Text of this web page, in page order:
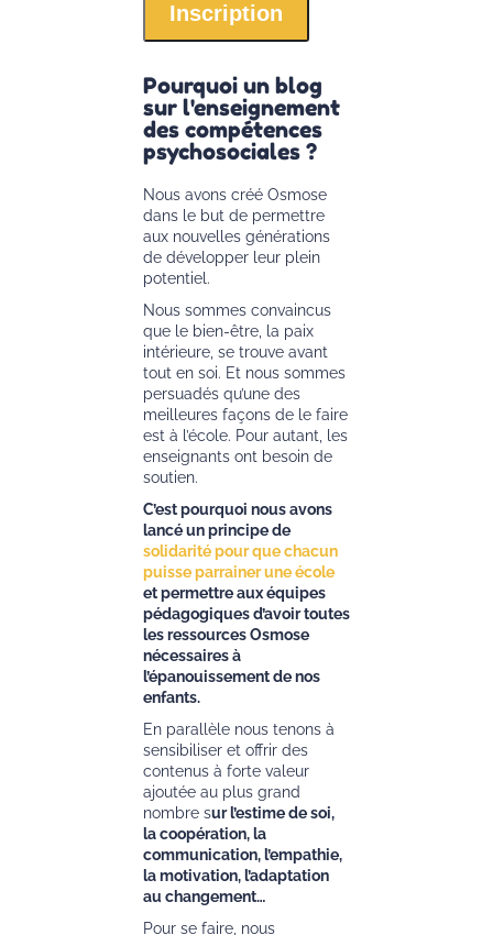
Pourquoi un blog
sur l'enseignement
des compétences
psychosociales ?
Nous avons créé Osmose
dans le but de permettre
aux nouvelles générations
de développer leur plein
potentiel.
Nous sommes convaincus
que le bien-être, la paix
intérieure, se trouve avant
tout en soi. Et nous sommes
persuadés qu’une des
meilleures façons de le faire
est à l’école. Pour autant, les
enseignants ont besoin de
soutien.
C’est pourquoi nous avons
lancé un principe de
solidarité pour que chacun
puisse parrainer une école
et permettre aux équipes
pédagogiques d’avoir toutes
les ressources Osmose
nécessaires à
l’épanouissement de nos
enfants.
En parallèle nous tenons à
sensibiliser et offrir des
contenus à forte valeur
ajoutée au plus grand
nombre sur l’estime de soi,
la coopération, la
communication, l’empathie,
la motivation, l’adaptation
au changement…
Pour se faire, nous